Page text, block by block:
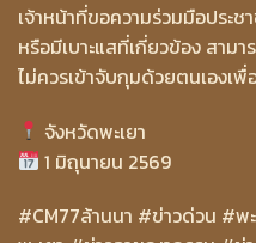
เจ้าหน้าที่ขอความร่วมมือประ
หรือมีเบาะแสที่เกี่ยวข้อง สาม
ไม่ควรเข้าจับกุมด้วยตนเองเ
จังหวัดพะเยา
1 มิถุนายน 2569
#CM77ล้านนา #ข่าวด่วน #พ